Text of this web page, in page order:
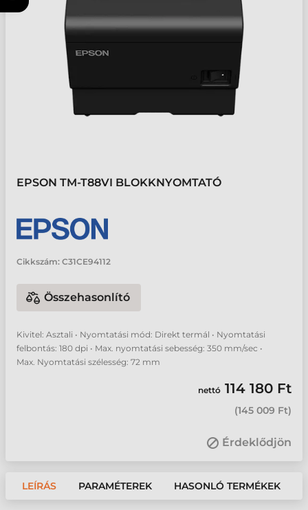
EPSON TM-T88VI BLOKKNYOMTATÓ
Cikkszám: C31CE94112
Összehasonlító
Kivitel: Asztali • Nyomtatási mód: Direkt termál • Nyomtatási
felbontás: 180 dpi • Max. nyomtatási sebesség: 350 mm/sec •
Max. Nyomtatási szélesség: 72 mm
nettó 114 180 Ft
(145 009 Ft)
Érdeklődjön
LEÍRÁS PARAMÉTEREK HASONLÓ TERMÉKEK